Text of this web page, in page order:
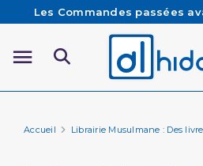
Les Commandes passées
sont préparées et
Besoin d'aide ?
Livraison offerte à partir
Accueil Librairie Musulmane : Des